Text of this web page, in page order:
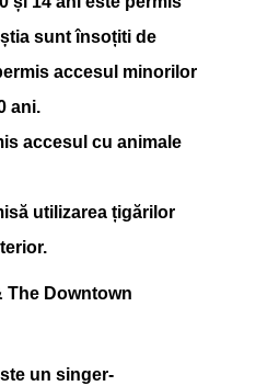
sunt însoțiti de
accesul minorilor
ani.
accesul cu animale
utilizarea țigărilor
The Downtown
un singer-